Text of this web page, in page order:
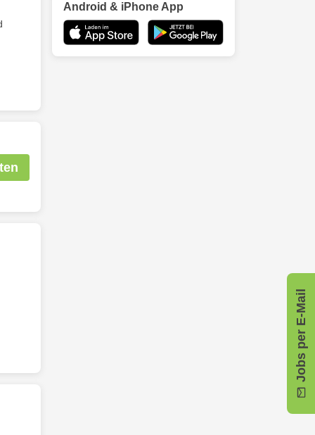
Jobs per E-Mail
Android & iPhone App